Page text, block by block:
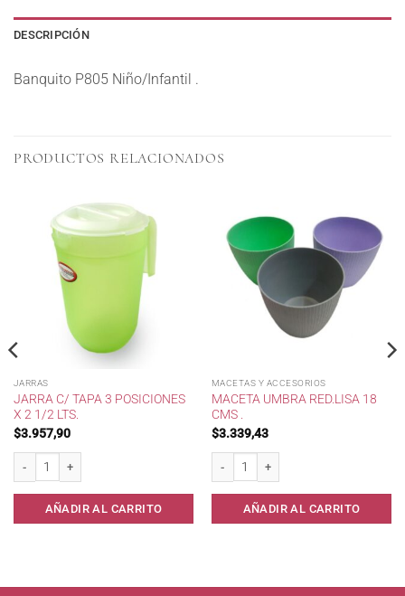
DESCRIPCIÓN
Banquito P805 Niño/Infantil .
PRODUCTOS RELACIONADOS
JARRAS
JARRA C/ TAPA 3 POSICIONES
X 2 1/2 LTS.
$3.957,90
AÑADIR AL CARRITO
MACETAS Y ACCESORIOS
MACETA UMBRA RED.LISA 18
CMS .
$3.339,43
AÑADIR AL CARRITO